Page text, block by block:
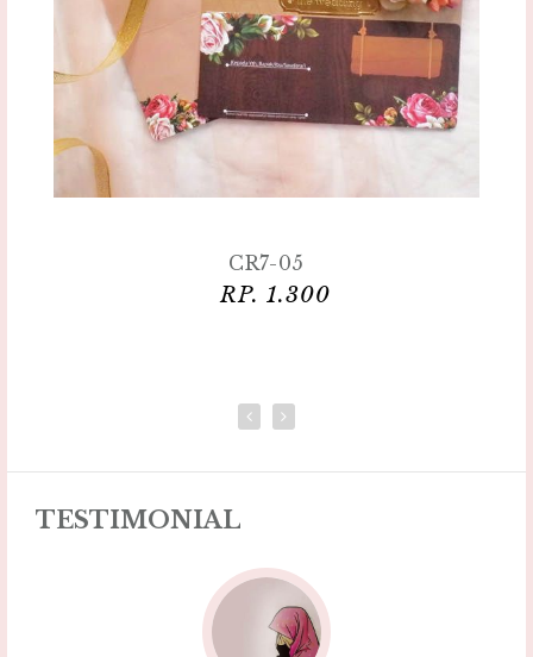
CR7-05
RP. 1.300
TESTIMONIAL